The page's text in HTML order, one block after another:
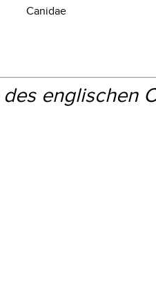
Canidae
englischen